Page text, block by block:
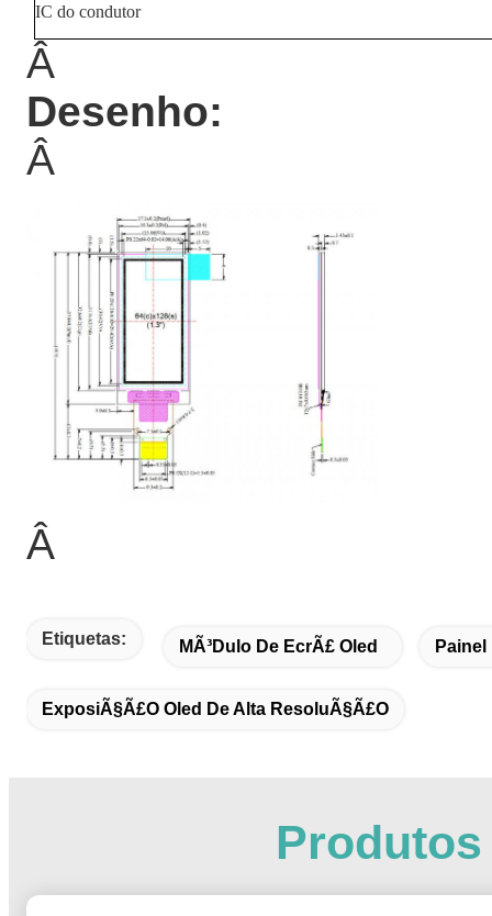
IC do condutor
Â
Desenho:
Â
Â
Etiquetas: MÃ³dulo De EcrÃ£ Oled
ExposiÃ§Ã£o Oled De Alta ResoluÃ§Ã£o